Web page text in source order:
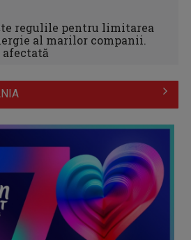
regulile pentru limitarea
al marilor companii.
afectată